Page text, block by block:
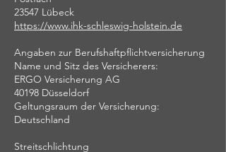
23547 Lübeck
https://www.ihk-schleswig-holstein.de
Angaben zur Berufshaftpflichtversicherung
Name und Sitz des Versicherers:
ERGO Versicherung AG
40198 Düsseldorf
Geltungsraum der Versicherung:
Deutschland
Streitschlichtung